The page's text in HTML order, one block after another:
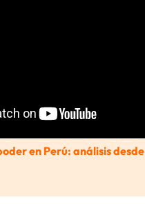
en Perú: análisis desde